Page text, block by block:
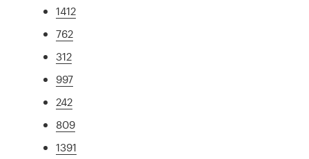
1412
762
312
997
242
809
1391